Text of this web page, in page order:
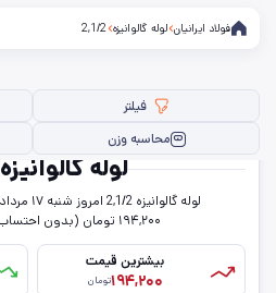
فولاد ایرانیان لوله گالوانیزه 2,1/2
فیلتر
محاسبه وزن
لوله گالوانیزه 2,1/2
۱۹۴,۲۰۰ تومان (بدون احتساب مالیات) قرار دارد.
بیشترین قیمت
۱۹۴,۲۰۰تومان